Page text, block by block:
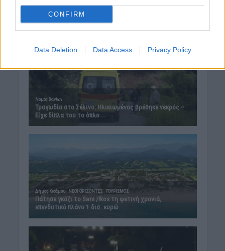
CONFIRM
Data Deletion Data Access Privacy Policy